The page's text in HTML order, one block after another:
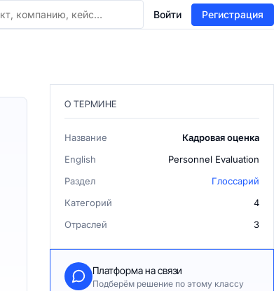
Войти Регистрация
О ТЕРМИНЕ
Название
Кадровая оценка
English
Personnel Evaluation
Раздел
Глоссарий
Категорий
4
Отраслей
3
Платформа на связи
Подберём решение по этому классу